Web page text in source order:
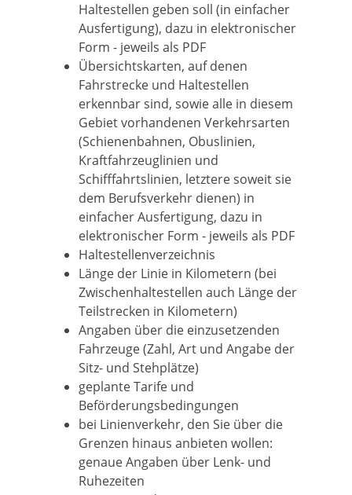
Haltestellen geben soll (in einfacher
Ausfertigung), dazu in elektronischer
Form - jeweils als PDF
Übersichtskarten, auf denen
Fahrstrecke und Haltestellen
erkennbar sind, sowie alle in diesem
Gebiet vorhandenen Verkehrsarten
(Schienenbahnen, Obuslinien,
Kraftfahrzeuglinien und
Schifffahrtslinien, letztere soweit sie
dem Berufsverkehr dienen) in
einfacher Ausfertigung, dazu in
elektronischer Form - jeweils als PDF
Haltestellenverzeichnis
Länge der Linie in Kilometern (bei
Zwischenhaltestellen auch Länge der
Teilstrecken in Kilometern)
Angaben über die einzusetzenden
Fahrzeuge (Zahl, Art und Angabe der
Sitz- und Stehplätze)
geplante Tarife und
Beförderungsbedingungen
bei Linienverkehr, den Sie über die
Grenzen hinaus anbieten wollen:
genaue Angaben über Lenk- und
Ruhezeiten